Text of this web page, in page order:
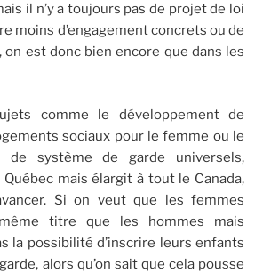
il n’y a toujours pas de projet de loi
moins d’engagement concrets ou de
est donc bien encore que dans les
comme le développement de
sociaux pour le femme ou le
de système de garde universels,
mais élargit à tout le Canada,
Si on veut que les femmes
titre que les hommes mais
la possibilité d’inscrire leurs enfants
alors qu’on sait que cela pousse